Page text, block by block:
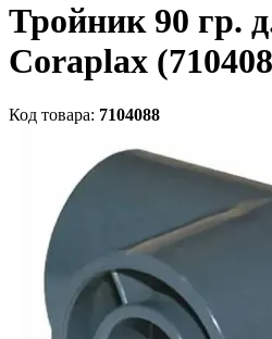
Тройник 90 гр.
Coraplax
Код товара: 7104088